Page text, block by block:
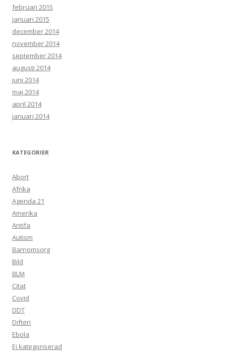
februari 2015
januari 2015
december 2014
november 2014
september 2014
augusti 2014
juni 2014
maj 2014
april 2014
januari 2014
KATEGORIER
Abort
Afrika
Agenda 21
Amerika
Antifa
Autism
Barnomsorg
Bild
BLM
Citat
Covid
DDT
Difteri
Ebola
Ej kategoriserad